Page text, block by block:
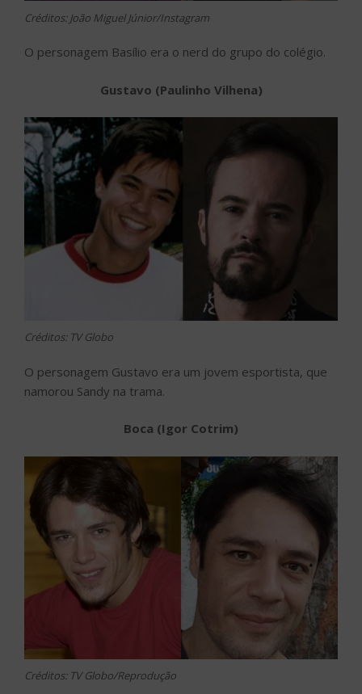
Créditos: João Miguel Júnior/Instagram
O personagem Basílio era o nerd do grupo do colégio.
Gustavo (Paulinho Vilhena)
Créditos: TV Globo
O personagem Gustavo era um jovem esportista, que
namorou Sandy na trama.
Boca (Igor Cotrim)
Créditos: TV Globo/Reprodução